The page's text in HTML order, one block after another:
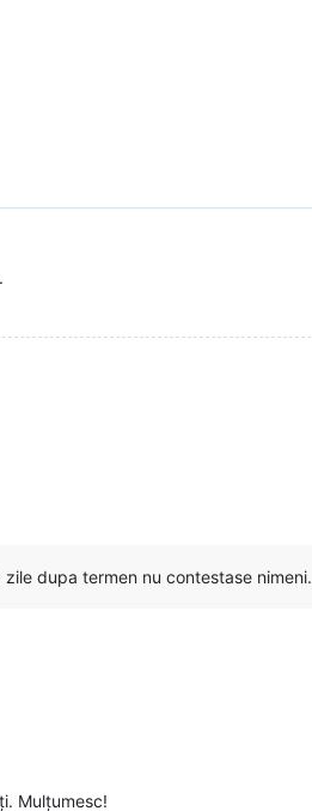
dupa termen nu contestase nimeni.
Mulțumesc!